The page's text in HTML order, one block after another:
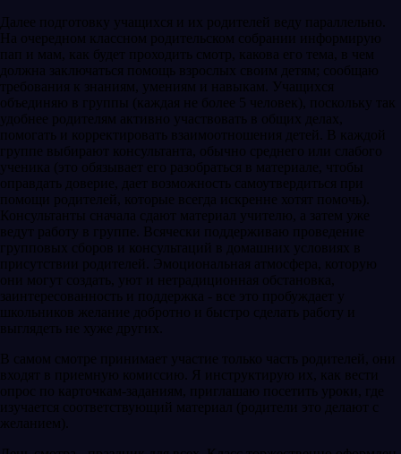
Далее подготовку учащихся и их родителей веду параллельно.
На очередном классном родительском собрании информирую
пап и мам, как будет проходить смотр, какова его тема, в чем
должна заключаться помощь взрослых своим детям; сообщаю
требования к знаниям, умениям и навыкам. Учащихся
объединяю в группы (каждая не более 5 человек), поскольку так
удобнее родителям активно участвовать в общих делах,
помогать и корректировать взаимоотношения детей. В каждой
группе выбирают консультанта, обычно среднего или слабого
ученика (это обязывает его разобраться в материале, чтобы
оправдать доверие, дает возможность самоутвердиться при
помощи родителей, которые всегда искренне хотят помочь).
Консультанты сначала сдают материал учителю, а затем уже
ведут работу в группе. Всячески поддерживаю проведение
групповых сборов и консультаций в домашних условиях в
присутствии родителей. Эмоциональная атмосфера, которую
они могут создать, уют и нетрадиционная обстановка,
заинтересованность и поддержка - все это пробуждает у
школьников желание добротно и быстро сделать работу и
выглядеть не хуже других.
В самом смотре принимает участие только часть родителей, они
входят в приемную комиссию. Я инструктирую их, как вести
опрос по карточкам-заданиям, приглашаю посетить уроки, где
изучается соответствующий материал (родители это делают с
желанием).